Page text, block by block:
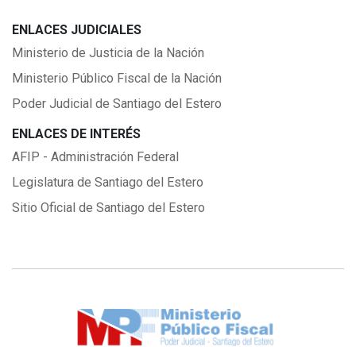
ENLACES JUDICIALES
Ministerio de Justicia de la Nación
Ministerio Público Fiscal de la Nación
Poder Judicial de Santiago del Estero
ENLACES DE INTERÉS
AFIP - Administración Federal
Legislatura de Santiago del Estero
Sitio Oficial de Santiago del Estero